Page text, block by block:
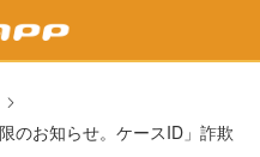
のお知らせ。ケースID」詐欺